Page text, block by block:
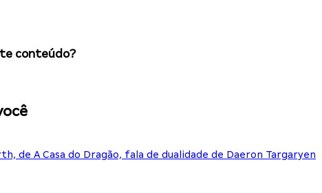
conteúdo?
de A Casa do Dragão, fala de dualidade de Daeron Targaryen